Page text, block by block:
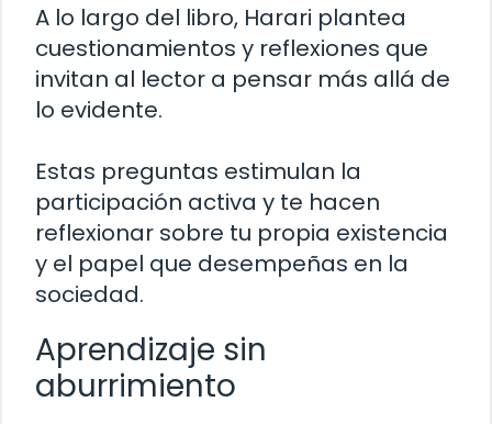
A lo largo del libro, Harari plantea
cuestionamientos y reflexiones que
invitan al lector a pensar más allá de
lo evidente.
Estas preguntas estimulan la
participación activa y te hacen
reflexionar sobre tu propia existencia
y el papel que desempeñas en la
sociedad.
Aprendizaje sin
aburrimiento